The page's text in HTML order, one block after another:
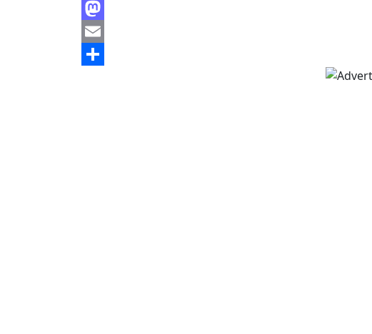
Facebook
Mastodon
Email